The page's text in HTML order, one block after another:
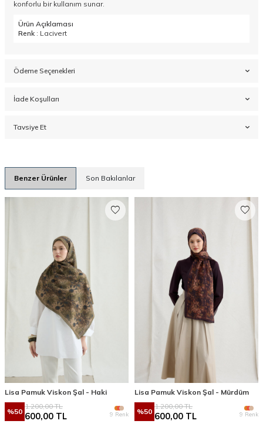
konforlu bir kullanım sunar.
Ürün Açıklaması
Renk : Lacivert
Ödeme Seçenekleri
İade Koşulları
Tavsiye Et
Benzer Ürünler Son Bakılanlar
Lisa Pamuk Viskon Şal - Haki
%50
1.200,00TL
600,00 TL 9 Renk
Lisa Pamuk Viskon Şal - Mürdüm
%50
1.200,00TL
600,00 TL 9 Renk